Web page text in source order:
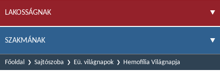
LAKOSSÁGNAK
SZAKMÁNAK
Főoldal Sajtószoba Eü. világnapok Hemofília Világnapja